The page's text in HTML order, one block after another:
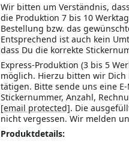
Wir bitten um Verständnis,
die Produktion 7 bis 10
Bestellung bzw. das
Entsprechend ist auch kein
dass Du die korrekte
Express-Produktion (3 bis 5
möglich. Hierzu bitten wir Dich
tätigen. Bitte sende uns eine
Stickernummer, Anzahl,
[email protected]. Die
nicht vergessen. Wir melden
Produktdetails: